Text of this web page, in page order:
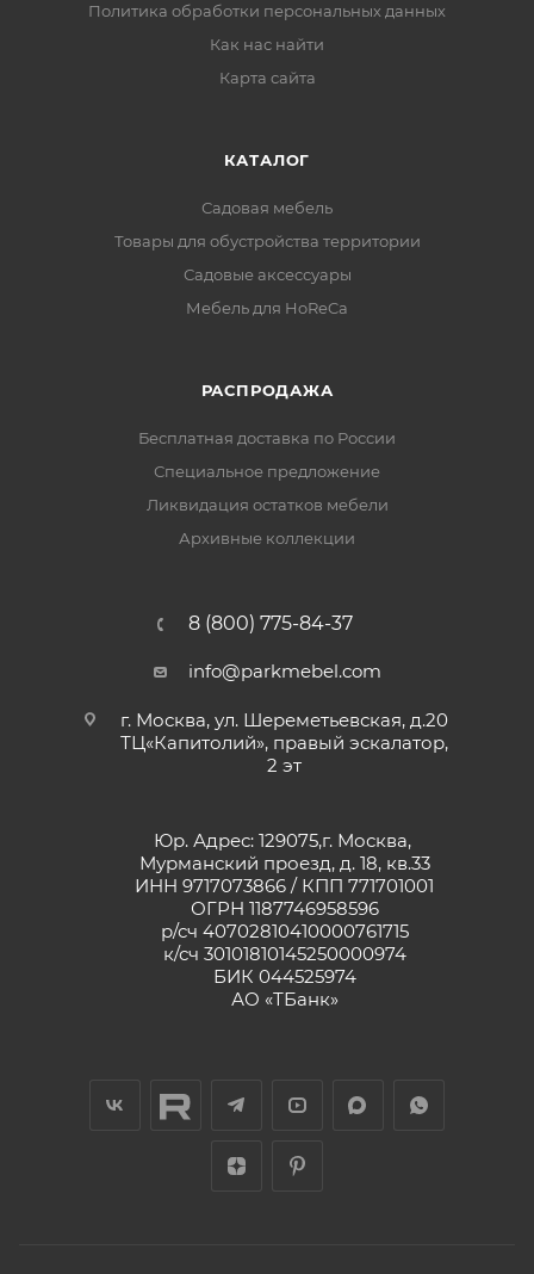
Политика обработки персональных данных
Как нас найти
Карта сайта
КАТАЛОГ
Садовая мебель
Товары для обустройства территории
Садовые аксессуары
Мебель для HoReCa
РАСПРОДАЖА
Бесплатная доставка по России
Специальное предложение
Ликвидация остатков мебели
Архивные коллекции
8 (800) 775-84-37
info@parkmebel.com
г. Москва, ул. Шереметьевская, д.20
ТЦ«Капитолий», правый эскалатор,
2 эт
Юр. Адрес: 129075,г. Москва,
Мурманский проезд, д. 18, кв.33
ИНН 9717073866 / КПП 771701001
ОГРН 1187746958596
р/сч 40702810410000761715
к/сч 30101810145250000974
БИК 044525974
АО «ТБанк»